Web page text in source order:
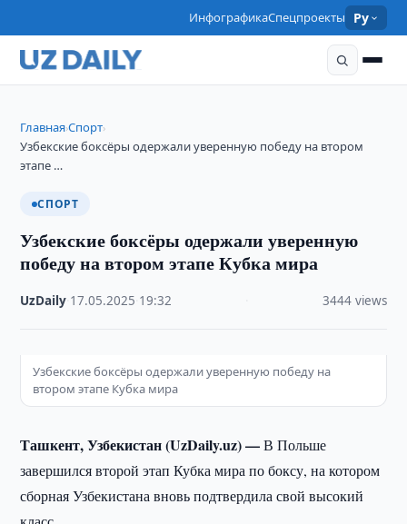
ИнфографикаСпецпроекты Ру
Главная›Спорт›
Узбекские боксёры одержали уверенную победу на втором
этапе …
СПОРТ
Узбекские боксёры одержали уверенную
победу на втором этапе Кубка мира
UzDaily 17.05.2025 19:32 3444 views
Узбекские боксёры одержали уверенную победу на
втором этапе Кубка мира
Ташкент, Узбекистан (UzDaily.uz) —В Польше
завершился второй этап Кубка мира по боксу, на котором
сборная Узбекистана вновь подтвердила свой высокий